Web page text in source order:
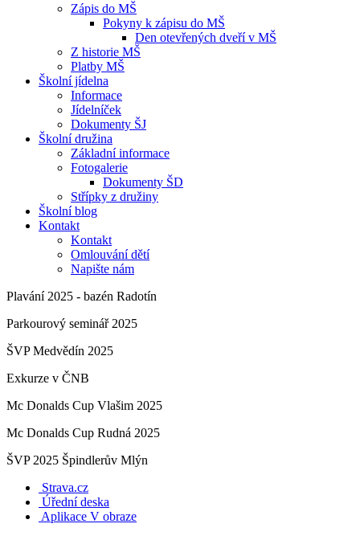
Zápis do MŠ
Pokyny k zápisu do MŠ
Den otevřených dveří v MŠ
Z historie MŠ
Platby MŠ
Školní jídelna
Informace
Jídelníček
Dokumenty ŠJ
Školní družina
Základní informace
Fotogalerie
Dokumenty ŠD
Střípky z družiny
Školní blog
Kontakt
Kontakt
Omlouvání dětí
Napište nám
Plavání 2025 - bazén Radotín
Parkourový seminář 2025
ŠVP Medvědín 2025
Exkurze v ČNB
Mc Donalds Cup Vlašim 2025
Mc Donalds Cup Rudná 2025
ŠVP 2025 Špindlerův Mlýn
Strava.cz
Úřední deska
Aplikace V obraze